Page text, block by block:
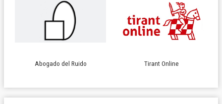
Abogado del Ruido Tirant Online